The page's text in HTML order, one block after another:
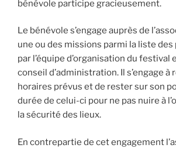
bénévole participe gracieusement.
Le bénévole s’engage auprès de
une ou des missions parmi la liste
par l’équipe d’organisation du festival
conseil d’administration. Il s’engage à
horaires prévus et de rester sur son
durée de celui-ci pour ne pas nuire à
la sécurité des lieux.
En contrepartie de cet engagement